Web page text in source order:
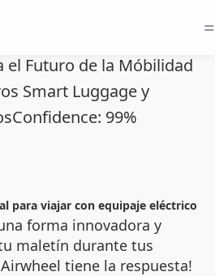
=
el Futuro de la Móbilidad
Smart Luggage y
99%
para viajar con equipaje eléctrico
forma innovadora y
maletín durante tus
tiene la respuesta!